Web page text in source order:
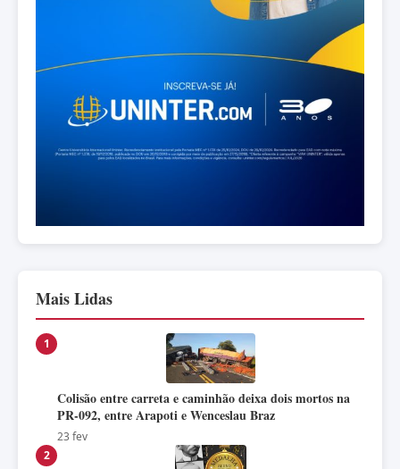
Mais Lidas
1
Colisão entre carreta e caminhão deixa dois mortos na
PR-092, entre Arapoti e Wenceslau Braz
23 fev
2